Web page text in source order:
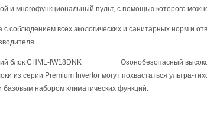
и многофункциональный пульт, с помощью которого
соблюдением всех экологических и санитарных норм и
Озонобезопасный
из серии Premium Invertor могут похвастаться ультра-
базовым набором климатических функций.